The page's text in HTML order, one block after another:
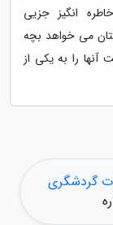
انگیز جزیی
می خواهد بچه
را به یکی از
گردشگری